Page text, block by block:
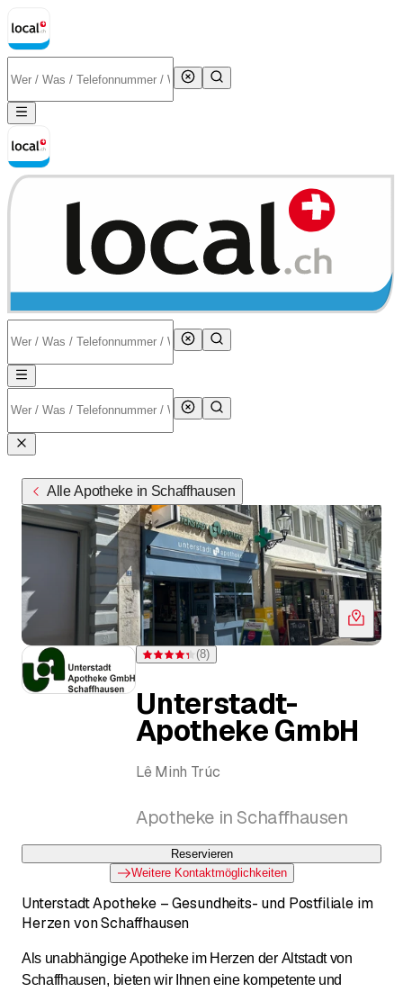
Alle Apotheke in Schaffhausen
Bewertung 4,3 von 5 Sternen bei 8 Bewertungen
(8)
Unterstadt-
Apotheke GmbH
Lê Minh Trúc
Apotheke in Schaffhausen
Reservieren
Weitere Kontaktmöglichkeiten
Unterstadt Apotheke – Gesundheits- und Postfiliale im
Herzen von Schaffhausen
Als unabhängige Apotheke im Herzen der Altstadt von
Schaffhausen, bieten wir Ihnen eine kompetente und